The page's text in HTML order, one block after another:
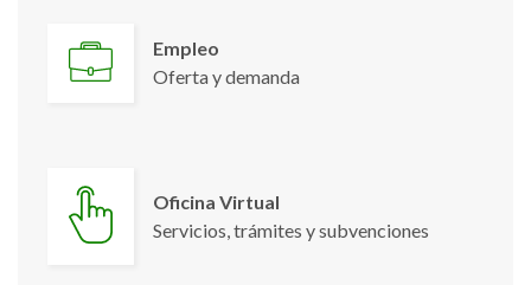
Empleo
Oferta y demanda
Oficina Virtual
Servicios, trámites y subvenciones